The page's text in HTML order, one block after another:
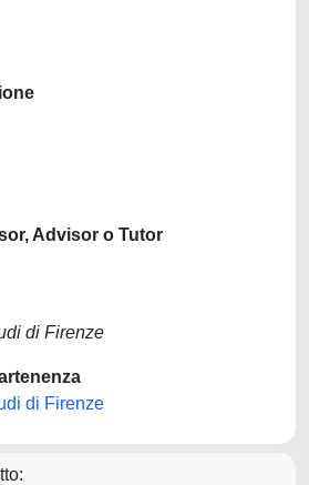
Advisor o Tutor
di Firenze
di Firenze